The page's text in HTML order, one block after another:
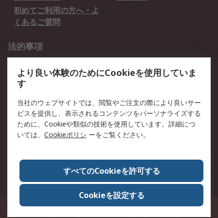
初めてご利用の方へ・よ
くあるご質問
法的事項
クッキーポリシー
RSについて
会社概要
採用情報
プレスリリース＆お知ら
コーポレートサイト
全世界のRS
RSの歴史
ESGへの取り組み（英語）
認証について
〒240-0005 神奈川県横浜市保土ヶ谷区神戸町134番地 横浜ビジネスパーク ウ
より良い体験のためにCookieを使用していま
す
当社のウェブサイトでは、閲覧やご注文の際により良いサー
ビスを提供し、表示されるコンテンツをパーソナライズする
ために、Cookieや類似の技術を使用しています。詳細につ
いては、 Cookieポリシ ーをご覧ください。
すべてのCookieを許可する
Cookieを設定する